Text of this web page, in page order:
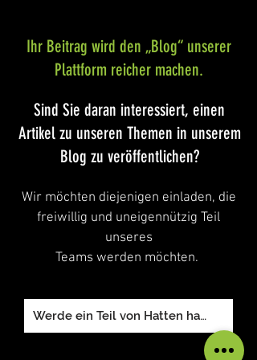
Ihr Beitrag wird den „Blog“ unserer
Plattform reicher machen.
​Sind Sie daran interessiert, einen
Artikel zu unseren Themen in unserem
Blog zu veröffentlichen?
Wir möchten diejenigen einladen, die
freiwillig und uneigennützig Teil
unseres
Teams werden möchten.
Werde ein Teil von Hatten hat !